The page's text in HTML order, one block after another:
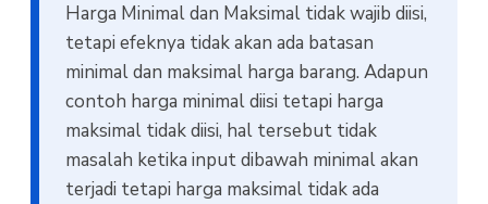
Harga Minimal dan Maksimal tidak wajib diisi,
tetapi efeknya tidak akan ada batasan
minimal dan maksimal harga barang. Adapun
contoh harga minimal diisi tetapi harga
maksimal tidak diisi, hal tersebut tidak
masalah ketika input dibawah minimal akan
terjadi tetapi harga maksimal tidak ada